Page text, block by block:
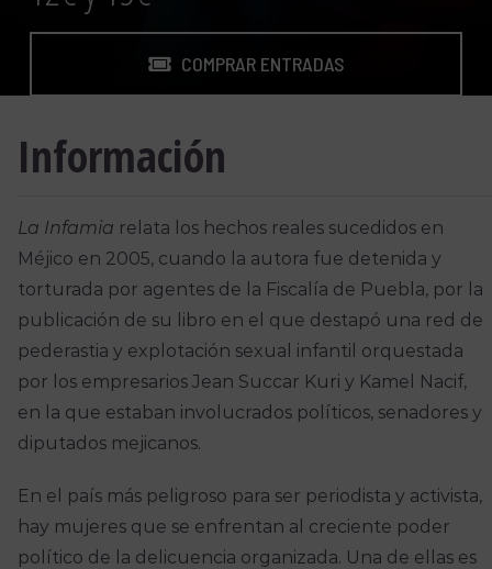
COMPRAR ENTRADAS
Información
La Infamia relata los hechos reales sucedidos en
Méjico en 2005, cuando la autora fue detenida y
torturada por agentes de la Fiscalía de Puebla, por la
publicación de su libro en el que destapó una red de
pederastia y explotación sexual infantil orquestada
por los empresarios Jean Succar Kuri y Kamel Nacif,
en la que estaban involucrados políticos, senadores y
diputados mejicanos.
En el país más peligroso para ser periodista y activista,
hay mujeres que se enfrentan al creciente poder
político de la delicuencia organizada. Una de ellas es